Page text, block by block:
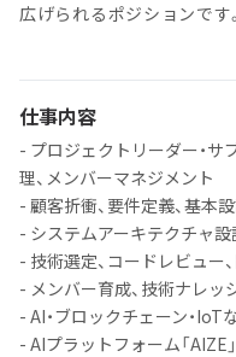
広げられるポジションです。
仕事内容
- プロジェクトリーダー・サ
理、メンバーマネジメント
- 顧客折衝、要件定義、基本
- システムアーキテクチャ設
- 技術選定、コードレビュー
- メンバー育成、技術ナレッ
- AI・ブロックチェーン・
- AIプラットフォーム「